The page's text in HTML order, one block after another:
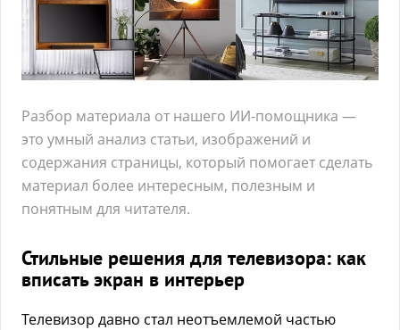
Разбор материала от нашего ИИ-помощника —
это умный анализ статьи, изображений и
содержания страницы, который помогает сделать
материал более интересным, полезным и
понятным для читателя.
Стильные решения для телевизора: как
вписать экран в интерьер
Телевизор давно стал неотъемлемой частью